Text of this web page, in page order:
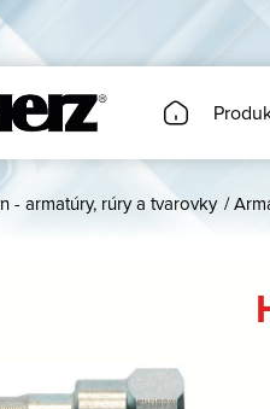
- armatúry, rúry a tvarovky /